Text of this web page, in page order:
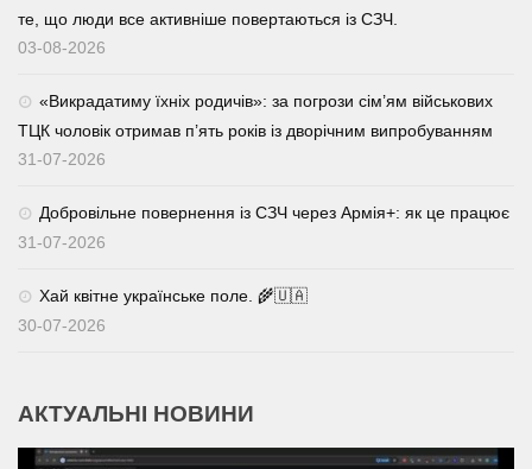
те, що люди все активніше повертаються із СЗЧ.
03-08-2026
«Викрадатиму їхніх родичів»: за погрози сім’ям військових
ТЦК чоловік отримав п’ять років із дворічним випробуванням
31-07-2026
Добровільне повернення із СЗЧ через Армія+: як це працює
31-07-2026
Хай квітне українське поле. 🌾🇺🇦
30-07-2026
АКТУАЛЬНІ НОВИНИ